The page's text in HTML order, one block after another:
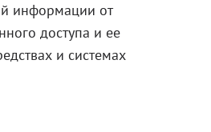
информации от
доступа и ее
и системах